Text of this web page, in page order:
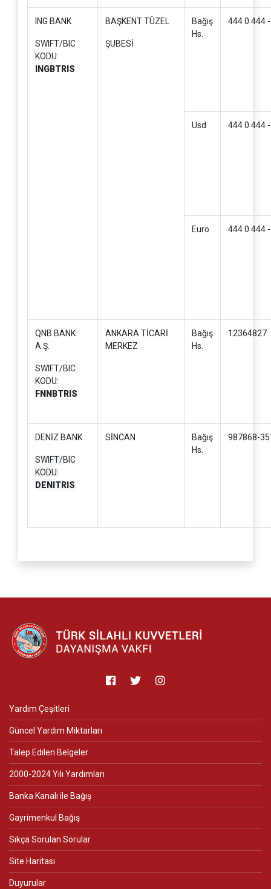
ING BANK
SWIFT/BIC
KODU:
INGBTRIS
BAŞKENT TÜZEL
ŞUBESİ
Bağış
Hs.
444 0 444
Usd 444 0 444
Euro 444 0 444
QNB BANK
A.Ş.
SWIFT/BIC
KODU:
FNNBTRIS
ANKARA TİCARİ
MERKEZ
Bağış
Hs.
12364827
DENİZ BANK
SWIFT/BIC
KODU:
DENITRIS
SİNCAN
Bağış
Hs.
987868-
Yardım Çeşitleri
Güncel Yardım Miktarları
Talep Edilen Belgeler
2000-2024 Yılı Yardımları
Banka Kanalı ile Bağış
Gayrimenkul Bağış
Sıkça Sorulan Sorular
Site Haritası
Duyurular